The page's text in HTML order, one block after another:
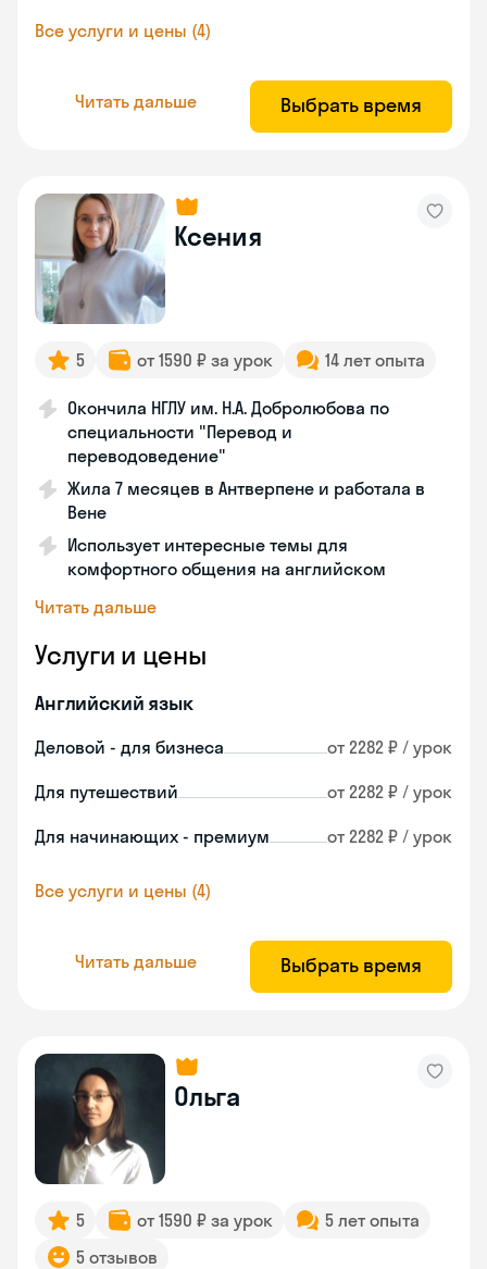
Все услуги и цены (4)
Читать дальше Выбрать время
Ксения
5 от 1590 ₽ за урок 14 лет опыта
Окончила НГЛУ им. Н.А. Добролюбова по
специальности "Перевод и
переводоведение"
Жила 7 месяцев в Антверпене и работала в
Вене
Использует интересные темы для
комфортного общения на английском
Читать дальше
Услуги и цены
Английский язык
Деловой - для бизнеса от 2282 ₽ / урок
Для путешествий от 2282 ₽ / урок
Для начинающих - премиум от 2282 ₽ / урок
Все услуги и цены (4)
Читать дальше Выбрать время
Ольга
5 от 1590 ₽ за урок
5 лет опыта
5 отзывов